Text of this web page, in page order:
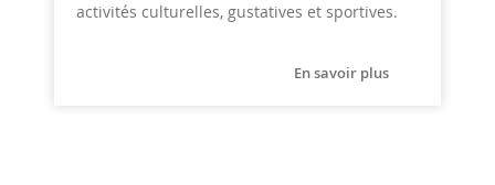
activités culturelles, gustatives et sportives.
En savoir plus